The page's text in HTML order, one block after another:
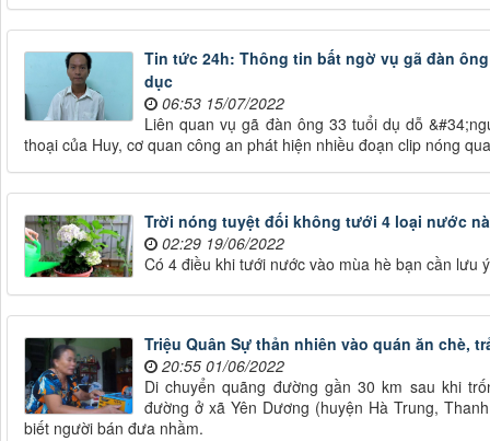
Tin tức 24h: Thông tin bất ngờ vụ gã đàn
dục
06:53 15/07/2022
Liên quan vụ gã đàn ông 33 tuổi dụ dỗ
thoại của Huy, cơ quan công an phát hiện nhiều đoạn clip nóng
Trời nóng tuyệt đối không tưới 4 loại nước
02:29 19/06/2022
Có 4 điều khi tưới nước vào mùa hè bạn cần lưu
Triệu Quân Sự thản nhiên vào quán ăn chè,
20:55 01/06/2022
Di chuyển quãng đường gần 30 km sau khi
đường ở xã Yên Dương (huyện Hà Trung,
biết người bán đưa nhầm.